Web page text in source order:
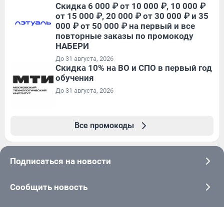
Скидка 6 000 ₽ от 10 000 ₽, 10 000 ₽
от 15 000 ₽, 20 000 ₽ от 30 000 ₽ и 35
000 ₽ от 50 000 ₽ на первый и все
повторные заказы по промокоду
НАБЕРИ
До 31 августа, 2026
Скидка 10% на ВО и СПО в первый год
обучения
До 31 августа, 2026
Все промокоды
Подписаться на новости
Сообщить новость